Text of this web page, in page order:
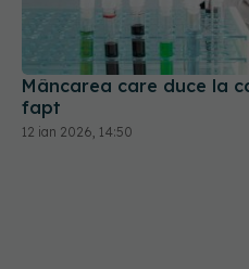
Mâncarea care duce la
fapt
12 ian 2026, 14:50